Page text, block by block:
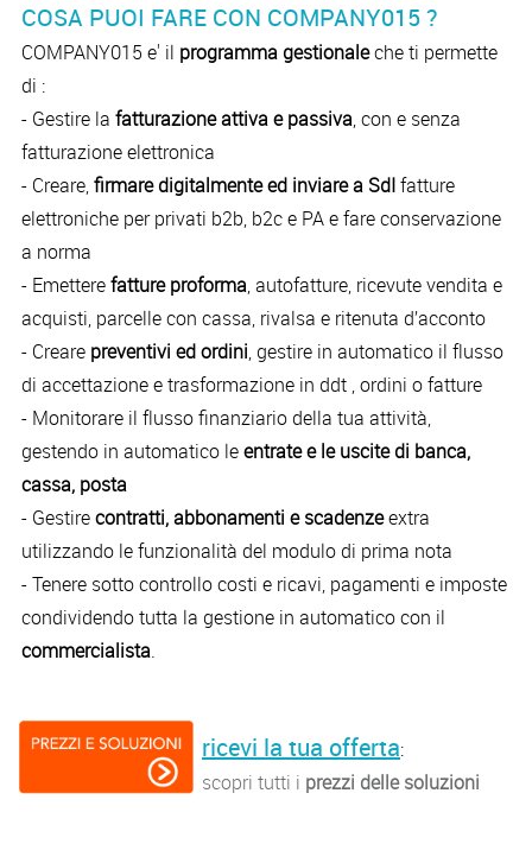
COSA PUOI FARE CON COMPANY015 ?
COMPANY015 e' il programma gestionaleche ti permette
di :
- Gestire la fatturazione attiva e passiva, con e senza
fatturazione elettronica
- Creare,firmare digitalmente ed inviare a SdIfatture
elettroniche per privati b2b, b2c e PA e fare conservazione
a norma
- Emetterefatture proforma, autofatture, ricevute vendita e
acquisti, parcelle con cassa, rivalsa e ritenuta d’acconto
- Creare preventivi ed ordini, gestire in automatico il flusso
di accettazione e trasformazione in ddt , ordini o fatture
- Monitorare il flusso finanziario della tua attività,
gestendo in automatico leentrate e le uscite di banca,
cassa, posta
- Gestirecontratti, abbonamenti e scadenzeextra
utilizzando le funzionalità del modulo di prima nota
- Tenere sotto controllo costi e ricavi, pagamenti e imposte
condividendo tutta la gestione in automatico con il
commercialista.
ricevi la tua offerta:
scopri tutti i prezzi delle soluzioni